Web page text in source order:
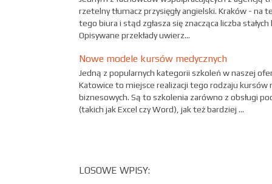
rzetelny tłumacz przysięgły angielski. Kraków -
tego biura i stąd zgłasza się znacząca liczba
Opisywane przekłady uwierz...
Nowe modele kursów medycznych
Jedną z popularnych kategorii szkoleń w naszej
Katowice to miejsce realizacji tego rodzaju kursów
biznesowych. Są to szkolenia zarówno z obsługi
(takich jak Excel czy Word), jak też bardziej ...
LOSOWE WPISY: